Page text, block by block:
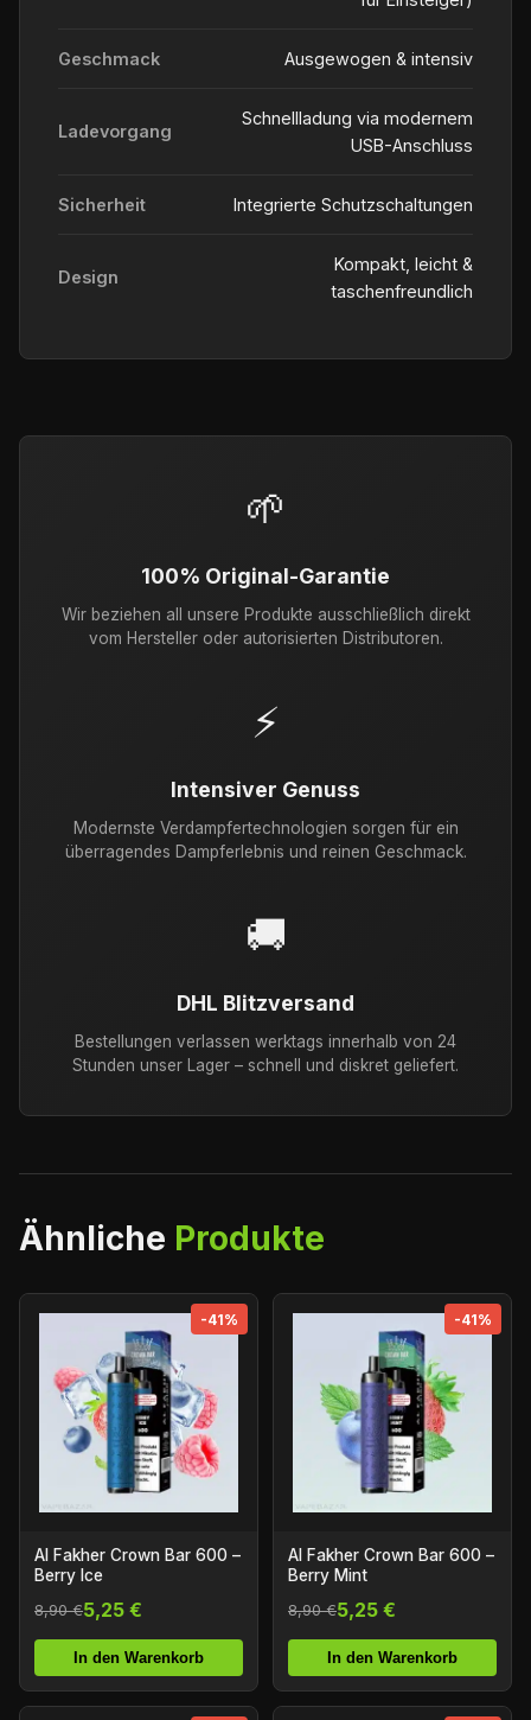
Geschmack Ausgewogen & intensiv
Ladevorgang
Schnellladung via modernem
USB-Anschluss
Sicherheit Integrierte Schutzschaltungen
Design
Kompakt, leicht &
taschenfreundlich
🌱
100% Original-Garantie
Wir beziehen all unsere Produkte ausschließlich direkt
vom Hersteller oder autorisierten Distributoren.
⚡
Intensiver Genuss
Modernste Verdampfertechnologien sorgen für ein
überragendes Dampferlebnis und reinen Geschmack.
🚚
DHL Blitzversand
Bestellungen verlassen werktags innerhalb von 24
Stunden unser Lager – schnell und diskret geliefert.
Ähnliche Produkte
-41%
Al Fakher Crown Bar 600 –
Berry Ice
8,90 €5,25 €
In den Warenkorb
-41%
Al Fakher Crown Bar 600 –
Berry Mint
8,90 €5,25 €
In den Warenkorb